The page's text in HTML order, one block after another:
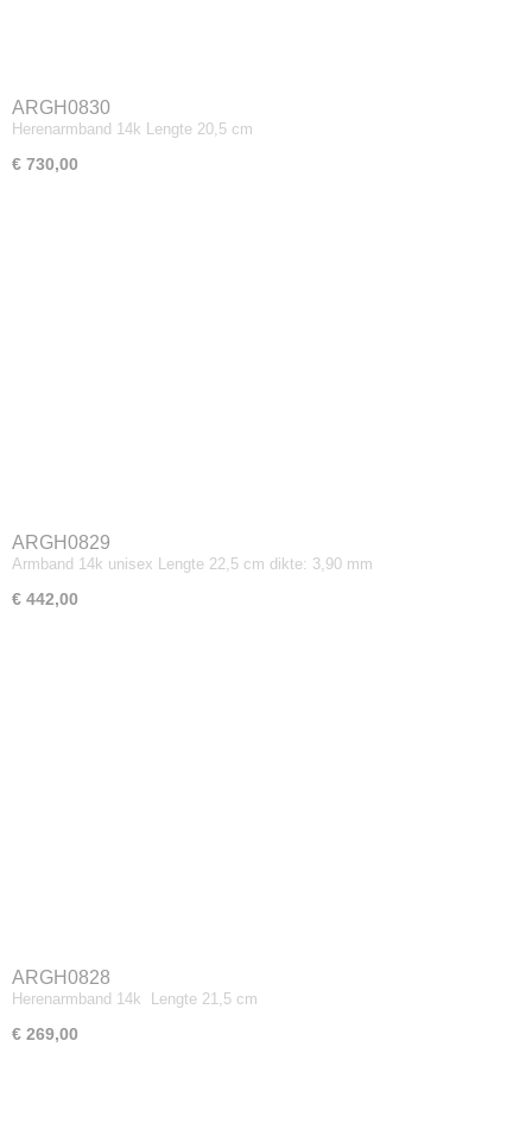
ARGH0830
Herenarmband 14k Lengte 20,5 cm
€ 730,00
ARGH0829
Armband 14k unisex Lengte 22,5 cm dikte: 3,90 mm
€ 442,00
ARGH0828
Herenarmband 14k Lengte 21,5 cm
€ 269,00